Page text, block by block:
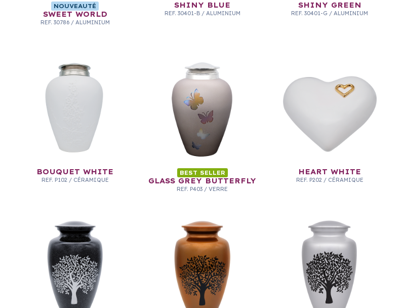
NOUVEAUTÉ
SWEET WORLD
REF. 30786 / ALUMINIUM
SHINY BLUE
REF. 30401-B / ALUMINIUM
SHINY GREEN
REF. 30401-G / ALUMINIUM
BOUQUET WHITE
REF. P102 / CÉRAMIQUE
BEST SELLER
GLASS GREY BUTTERFLY
REF. P403 / VERRE
HEART WHITE
REF. P202 / CÉRAMIQUE